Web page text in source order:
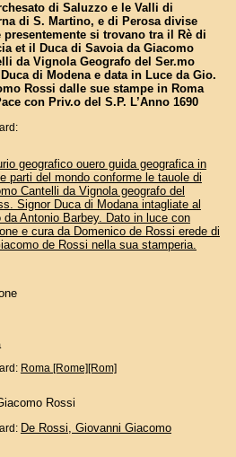
di Saluzzo e le Valli di
di S. Martino, e di Perosa divise
presentemente si trovano tra il Rè di
et il Duca di Savoia da Giacomo
da Vignola Geografo del Ser.mo
di Modena e data in Luce da Gio.
Rossi dalle sue stampe in Roma
con Priv.o del S.P. L’Anno 1690
geografico ouero guida geografica in
parti del mondo conforme le tauole di
Cantelli da Vignola geografo del
Signor Duca di Modana intagliate al
da Antonio Barbey. Dato in luce con
e cura da Domenico de Rossi erede di
de Rossi nella sua stamperia.
Roma [Rome][Rom]
Rossi
De Rossi, Giovanni Giacomo